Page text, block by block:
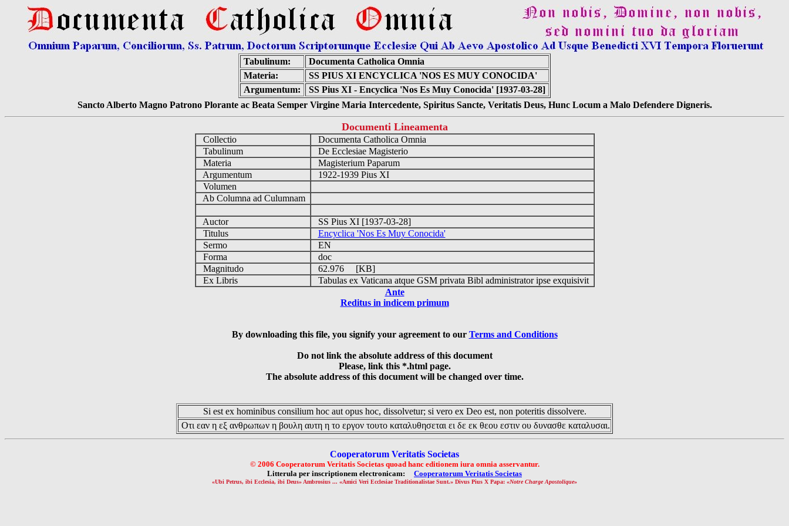
Tabulinum:
Documenta Catholica Omnia
Materia:
SS PIUS XI ENCYCLICA 'NOS ES MUY CONOCIDA'
Argumentum:
SS Pius XI - Encyclica 'Nos Es Muy Conocida' [1937-03-28]
Sancto Alberto Magno Patrono Plorante ac Beata Semper Virgine Maria Intercedente, Spiritus Sancte, Veritatis Deus, Hunc Locum a Malo Defendere Digneris.
Documenti Lineamenta
Collectio
Documenta Catholica Omnia
Tabulinum
De Ecclesiae Magisterio
Materia
Magisterium Paparum
Argumentum
1922-1939 Pius XI
Volumen
Ab Columna ad Culumnam
Auctor
SS Pius XI [1937-03-28]
Titulus
Encyclica 'Nos Es Muy Conocida'
Sermo
EN
Forma
doc
Magnitudo
62.976 [KB]
Ex Libris
Tabulas ex Vaticana atque GSM privata Bibl administrator ipse exquisivit
Ante
Reditus in indicem primum
By downloading this file, you signify your agreement to our Terms and Conditions
Do not link the absolute address of this document
Please, link this *.html page.
The absolute address of this document will be changed over time.
Si est ex hominibus consilium hoc aut opus hoc, dissolvetur; si vero ex Deo est, non poteritis dissolvere.
Οτι εαν η εξ ανθρωπων η βουλη αυτη η το εργον τουτο καταλυθησεται ει δε εκ θεου εστιν ου δυνασθε καταλυσαι.
Cooperatorum Veritatis Societas
© 2006 Cooperatorum Veritatis Societas quoad hanc editionem iura omnia asservantur.
Litterula per inscriptionem electronicam: Cooperatorum Veritatis Societas
«Ubi Petrus, ibi Ecclesia, ibi Deus» Ambrosius ... «Amici Veri Ecclesiae Traditionalistae Sunt.» Divus Pius X Papa: «Notre Charge Apostolique»